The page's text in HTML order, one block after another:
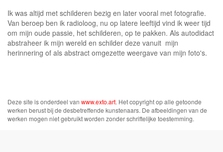
Ik was altijd met schilderen bezig en later vooral met fotografie.
Van beroep ben ik radioloog, nu op latere leeftijd vind ik weer tijd
om mijn oude passie, het schilderen, op te pakken. Als autodidact
abstraheer ik mijn wereld en schilder deze vanuit mijn
herinnering of als abstract omgezette weergave van mijn foto's.
Deze site is onderdeel van www.exto.art. Het copyright op alle getoonde
werken berust bij de desbetreffende kunstenaars. De afbeeldingen van de
werken mogen niet gebruikt worden zonder schriftelijke toestemming.